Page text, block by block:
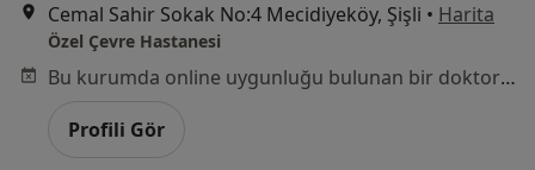
Cemal Sahir Sokak No:4 Mecidiyeköy, Şişli • Harita
Özel Çevre Hastanesi
Bu kurumda online uygunluğu bulunan bir doktor veya uzman bulunamadı
Profili Gör